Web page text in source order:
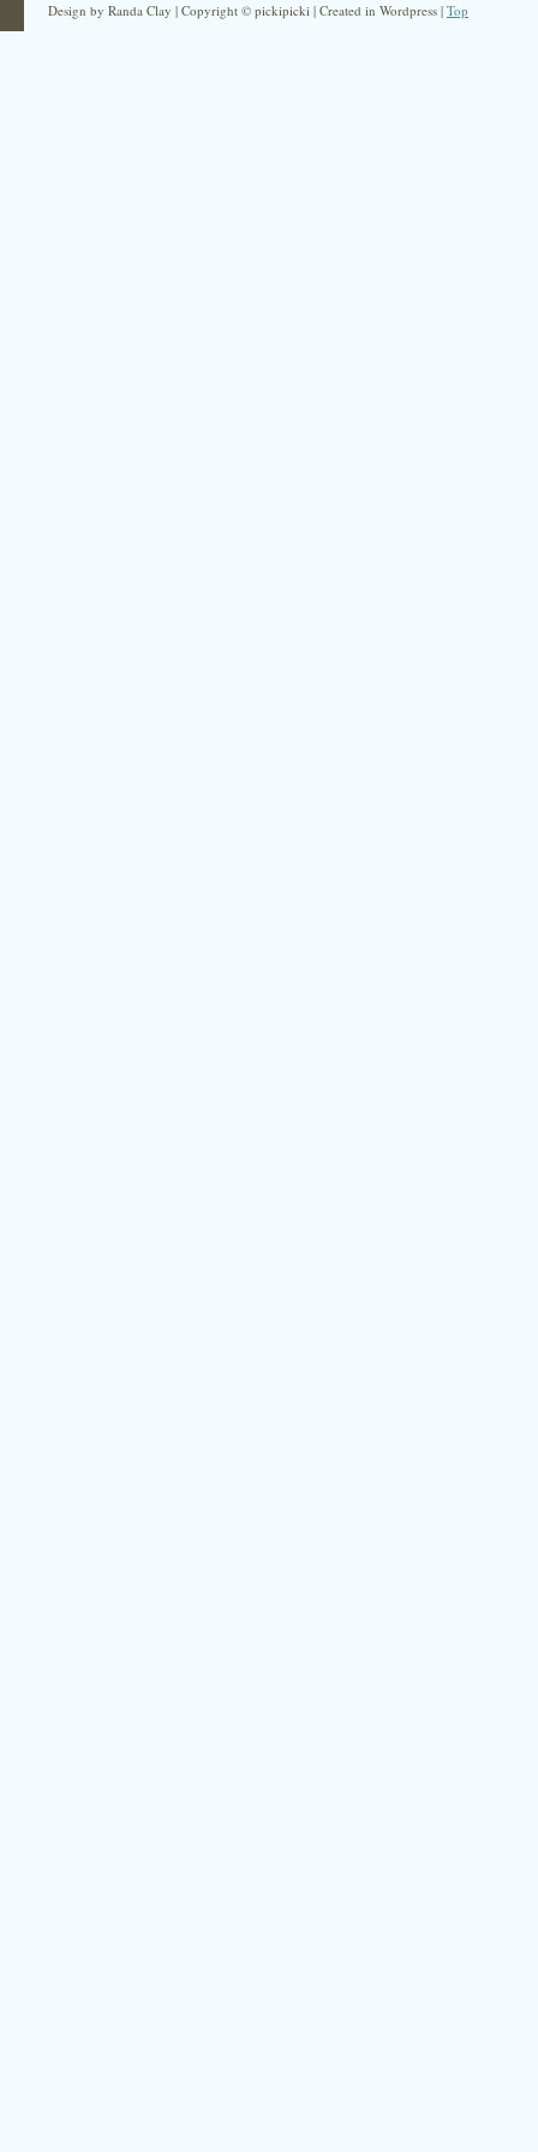
Design by Randa Clay | Copyright © pickipicki | Created in Wordpress | Top